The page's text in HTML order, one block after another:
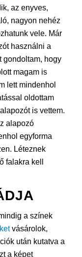
az enyves,
nagyon nehéz
vele. Már
használni a
gondoltam, hogy
magam is
lett mindenhol
oldottam
is vettem.
alapozó
egyforma
Léteznek
falakra kell
a színek
vásárolok,
után kutatva a
a képet